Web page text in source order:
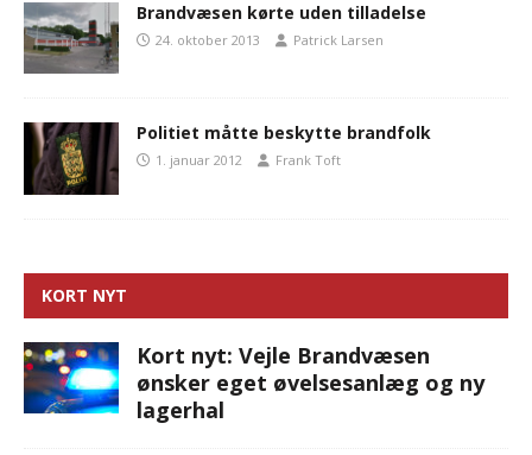
Brandvæsen kørte uden tilladelse
24. oktober 2013 Patrick Larsen
Politiet måtte beskytte brandfolk
1. januar 2012 Frank Toft
KORT NYT
Kort nyt: Vejle Brandvæsen
ønsker eget øvelsesanlæg og ny
lagerhal